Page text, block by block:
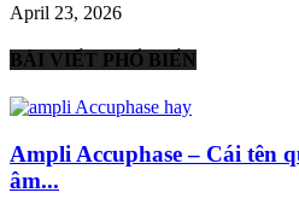
April 23, 2026
BÀI VIẾT PHỔ BIẾN
Ampli Accuphase – Cái tên
âm...